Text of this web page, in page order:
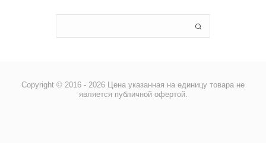
Copyright © 2016 - 2026 Цена указанная на единицу товара не
является публичной офертой.